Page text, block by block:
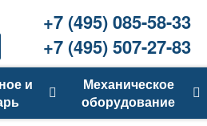
+7 (495) 085-58-33
+7 (495) 507-27-83
и
Механическое
оборудование